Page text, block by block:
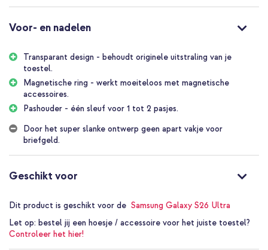
De voordelen van de imoshion
Transparante Bookcase met
MagSafe
Transparant en slank ontwerp: behoudt de uitstraling van je
apparaat
Sterke, ingebouwde magneetring: maak eenvoudig gebruik van
draadloos opladen en andere magnetische accessoires
Walletfunctie: ruimte voor 1 tot 2 pasjes
Sterke magneetsluiting: blijft stevig en veilig gesloten
Inclusief 1 jaar garantie
Vereenvoudig en verfraai je dagelijks gebruik met de imoshion
Voor- en nadelen
Transparant design - behoudt originele uitstraling van je
toestel.
Magnetische ring - werkt moeiteloos met magnetische
accessoires.
Pashouder - één sleuf voor 1 tot 2 pasjes.
Door het super slanke ontwerp geen apart vakje voor
briefgeld.
Geschikt voor
Dit product is geschikt voor de Samsung Galaxy S26 Ultra
Let op: bestel jij een hoesje / accessoire voor het juiste toestel?
Controleer het hier!